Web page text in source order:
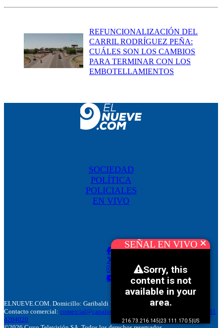
SEÑAL EN VIVO
REFUNCIONALIZACIÓN DEL
CARRIL RODRÍGUEZ PEÑA:
CUÁLES SON LOS CAMBIOS
PARA TERMINAR CON LOS
EMBOTELLAMIENTOS
SOCIEDAD
POLÍTICA
POLICIALES
EN VIVO
ELNUEVE.COM. Domicillo: Garibaldi 186. M5500 Mendoza, Argentina.
Contacto comercial: comercial@canalnuevemendoza.com.ar
+(54) 9 261
4204020